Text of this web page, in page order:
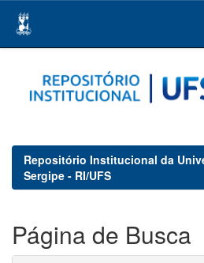
navigation
Repositório Institucional da
Sergipe - RI/UFS
Página de Busca